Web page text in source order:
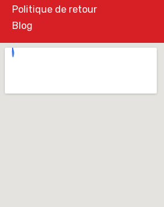
Politique de retour
Blog